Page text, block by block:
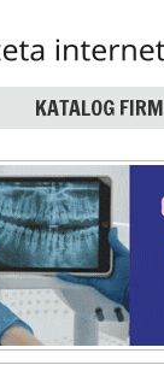
KATALOG FIRM